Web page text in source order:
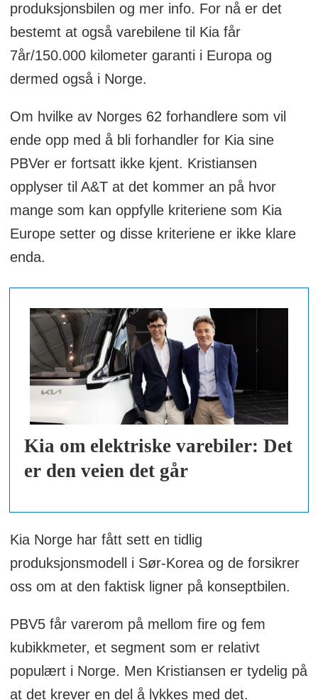
produksjonsbilen og mer info. For nå er det
bestemt at også varebilene til Kia får
7år/150.000 kilometer garanti i Europa og
dermed også i Norge.
Om hvilke av Norges 62 forhandlere som vil
ende opp med å bli forhandler for Kia sine
PBVer er fortsatt ikke kjent. Kristiansen
opplyser til A&T at det kommer an på hvor
mange som kan oppfylle kriteriene som Kia
Europe setter og disse kriteriene er ikke klare
enda.
Kia om elektriske varebiler: Det
er den veien det går
Kia Norge har fått sett en tidlig
produksjonsmodell i Sør-Korea og de forsikrer
oss om at den faktisk ligner på konseptbilen.
PBV5 får varerom på mellom fire og fem
kubikkmeter, et segment som er relativt
populært i Norge. Men Kristiansen er tydelig på
at det krever en del å lykkes med det.